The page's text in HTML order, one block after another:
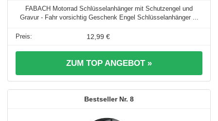
FABACH Motorrad Schlüsselanhänger mit Schutzengel und
Gravur - Fahr vorsichtig Geschenk Engel Schlüsselanhänger ...
12,99 €
ZUM TOP ANGEBOT »
8